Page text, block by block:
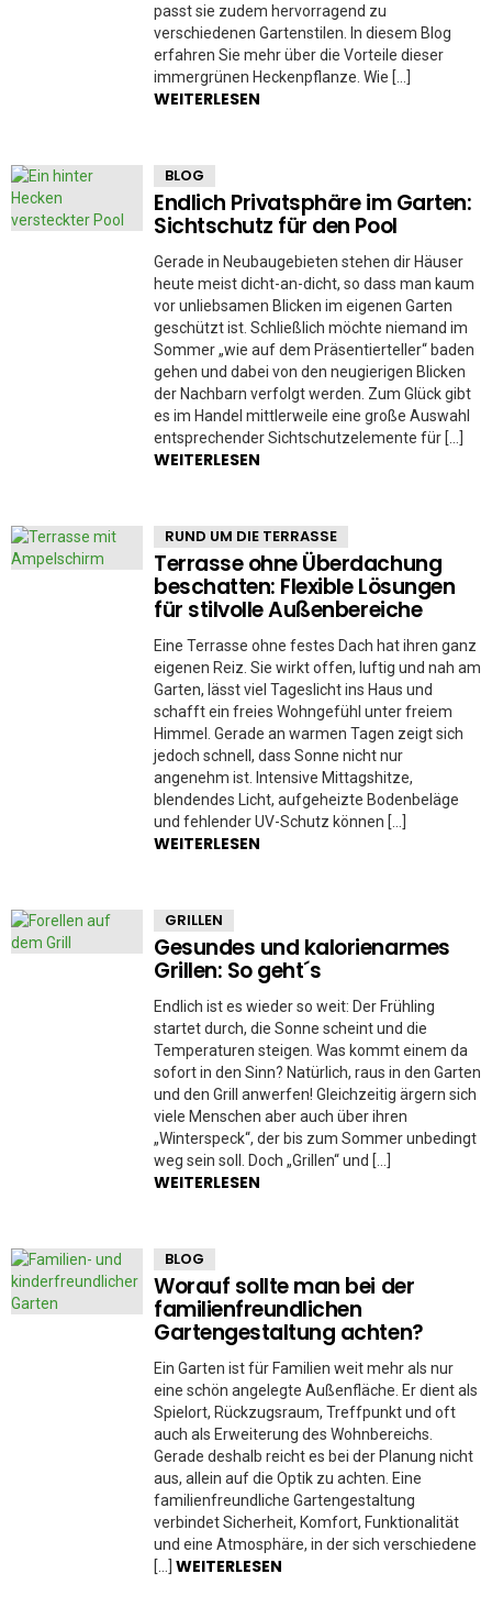
passt sie zudem hervorragend zu
verschiedenen Gartenstilen. In diesem Blog
erfahren Sie mehr über die Vorteile dieser
immergrünen Heckenpflanze. Wie […]
WEITERLESEN
BLOG
Endlich Privatsphäre im Garten:
Sichtschutz für den Pool
Gerade in Neubaugebieten stehen dir Häuser
heute meist dicht-an-dicht, so dass man kaum
vor unliebsamen Blicken im eigenen Garten
geschützt ist. Schließlich möchte niemand im
Sommer „wie auf dem Präsentierteller“ baden
gehen und dabei von den neugierigen Blicken
der Nachbarn verfolgt werden. Zum Glück gibt
es im Handel mittlerweile eine große Auswahl
entsprechender Sichtschutzelemente für […]
WEITERLESEN
RUND UM DIE TERRASSE
Terrasse ohne Überdachung
beschatten: Flexible Lösungen
für stilvolle Außenbereiche
Eine Terrasse ohne festes Dach hat ihren ganz
eigenen Reiz. Sie wirkt offen, luftig und nah am
Garten, lässt viel Tageslicht ins Haus und
schafft ein freies Wohngefühl unter freiem
Himmel. Gerade an warmen Tagen zeigt sich
jedoch schnell, dass Sonne nicht nur
angenehm ist. Intensive Mittagshitze,
blendendes Licht, aufgeheizte Bodenbeläge
und fehlender UV-Schutz können […]
WEITERLESEN
GRILLEN
Gesundes und kalorienarmes
Grillen: So geht´s
Endlich ist es wieder so weit: Der Frühling
startet durch, die Sonne scheint und die
Temperaturen steigen. Was kommt einem da
sofort in den Sinn? Natürlich, raus in den Garten
und den Grill anwerfen! Gleichzeitig ärgern sich
viele Menschen aber auch über ihren
„Winterspeck“, der bis zum Sommer unbedingt
weg sein soll. Doch „Grillen“ und […]
WEITERLESEN
BLOG
Worauf sollte man bei der
familienfreundlichen
Gartengestaltung achten?
Ein Garten ist für Familien weit mehr als nur
eine schön angelegte Außenfläche. Er dient als
Spielort, Rückzugsraum, Treffpunkt und oft
auch als Erweiterung des Wohnbereichs.
Gerade deshalb reicht es bei der Planung nicht
aus, allein auf die Optik zu achten. Eine
familienfreundliche Gartengestaltung
verbindet Sicherheit, Komfort, Funktionalität
und eine Atmosphäre, in der sich verschiedene
[…] WEITERLESEN